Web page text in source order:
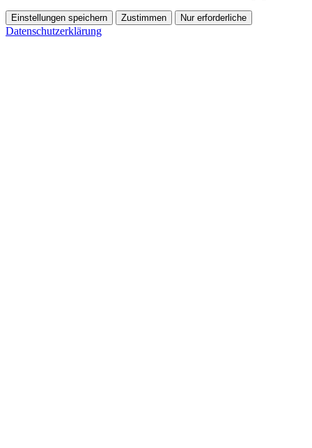
Einstellungen speichern Zustimmen Nur erforderliche
Datenschutzerklärung